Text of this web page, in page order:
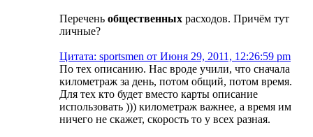
Перечень общественных расходов. Причём тут
личные?
Цитата: sportsmen от Июня 29, 2011, 12:26:59 pm
По тех описанию. Нас вроде учили, что сначала
километраж за день, потом общий, потом время.
Для тех кто будет вместо карты описание
использовать ))) километраж важнее, а время им
ничего не скажет, скорость то у всех разная.